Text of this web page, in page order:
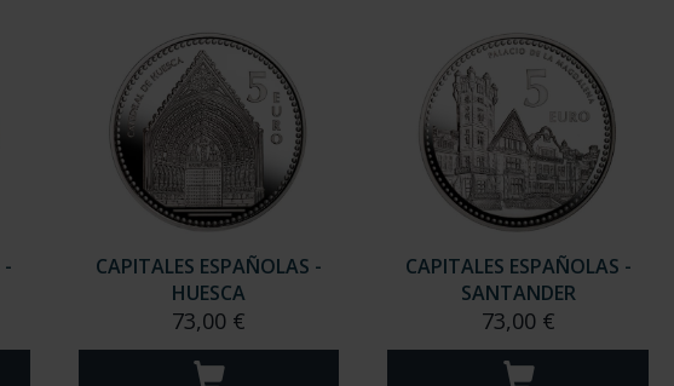
-
CAPITALES ESPAÑOLAS -
HUESCA
73,00 €
CAPITALES ESPAÑOLAS -
SANTANDER
73,00 €